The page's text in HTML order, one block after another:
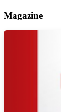
Magazine